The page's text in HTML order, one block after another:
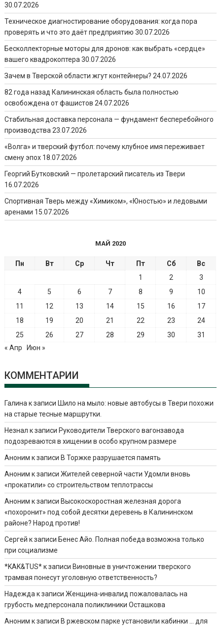
30.07.2026
Техническое диагностирование оборудования: когда пора
проверять и что это даёт предприятию 30.07.2026
Бесколлекторные моторы для дронов: как выбрать «сердце»
вашего квадрокоптера 30.07.2026
Зачем в Тверской области жгут контейнеры? 24.07.2026
82 года назад Калининская область была полностью
освобождена от фашистов 24.07.2026
Стабильная доставка персонала — фундамент бесперебойного
производства 23.07.2026
«Волга» и тверский футбол: почему клубное имя переживает
смену эпох 18.07.2026
Георгий Бутковский — пролетарский писатель из Твери
16.07.2026
Спортивная Тверь между «Химиком», «Юностью» и ледовыми
аренами 15.07.2026
МАЙ 2020
Пн Вт Ср Чт Пт Сб
Вс
1
2
3
4
5 6 7 8 9
10
11
12 13 14 15 16
17
18
19 20 21 22 23
24
25
26 27 28 29 30
31
« Апр
Июн »
КОММЕНТАРИИ
Галина к записи Шило на мыло: новые автобусы в Твери похожи
на старые тесные маршрутки.
Незнал к записи Руководители Тверского вагонзавода
подозреваются в хищении в особо крупном размере
Аноним к записи В Торжке разрушается память
Аноним к записиЖителей северной части Удомли вновь
«прокатили» со строительством теплотрассы
Аноним к записи Высокоскоростная железная дорога
«похоронит» под собой десятки деревень в Калининском
районе? Народ против!
Сергей к записи Бенес Айо. Полная победа возможна только
при социализме
*KAK&TUS*к записи Виновные в уничтожении тверского
трамвая понесут уголовную ответственность?
Надежда к записиЖенщина-инвалид пожаловалась на
грубость медперсонала поликлиники Осташкова
Аноним к записи В ржевском парке установили кабинки … для